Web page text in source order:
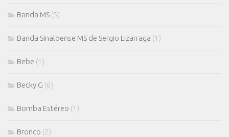
Banda MS (5)
Banda Sinaloense MS de Sergio Lizarraga (1)
Bebe (1)
Becky G (6)
Bomba Estéreo (1)
Bronco (2)